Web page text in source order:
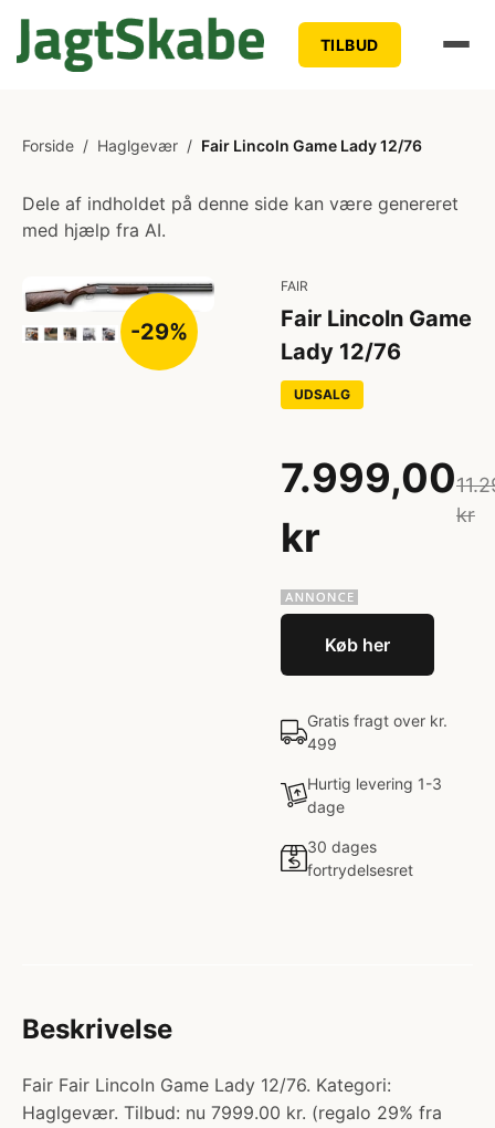
TILBUD
Forside / Haglgevær / Fair Lincoln Game Lady 12/76
Dele af indholdet på denne side kan være genereret
med hjælp fra AI.
-29%
FAIR
Fair Lincoln Game
Lady 12/76
UDSALG
7.999,00
kr
kr
Køb her
Gratis fragt over kr.
499
Hurtig levering 1-3
dage
30 dages
fortrydelsesret
Beskrivelse
Fair Fair Lincoln Game Lady 12/76. Kategori:
Haglgevær. Tilbud: nu 7999.00 kr. (regalo 29% fra